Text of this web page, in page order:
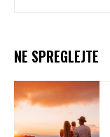
NE SPREGLEJTE